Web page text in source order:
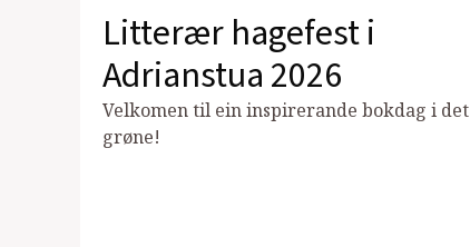
Litterær hagefest i
Adrianstua 2026
Velkomen til ein inspirerande bokdag i det
grøne!